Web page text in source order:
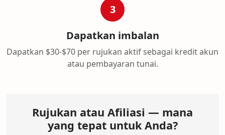
3
Dapatkan imbalan
Dapatkan $30-$70 per rujukan aktif sebagai kredit akun
atau pembayaran tunai.
Rujukan atau Afiliasi — mana
yang tepat untuk Anda?